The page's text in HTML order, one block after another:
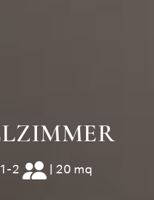
1-2 20 mq